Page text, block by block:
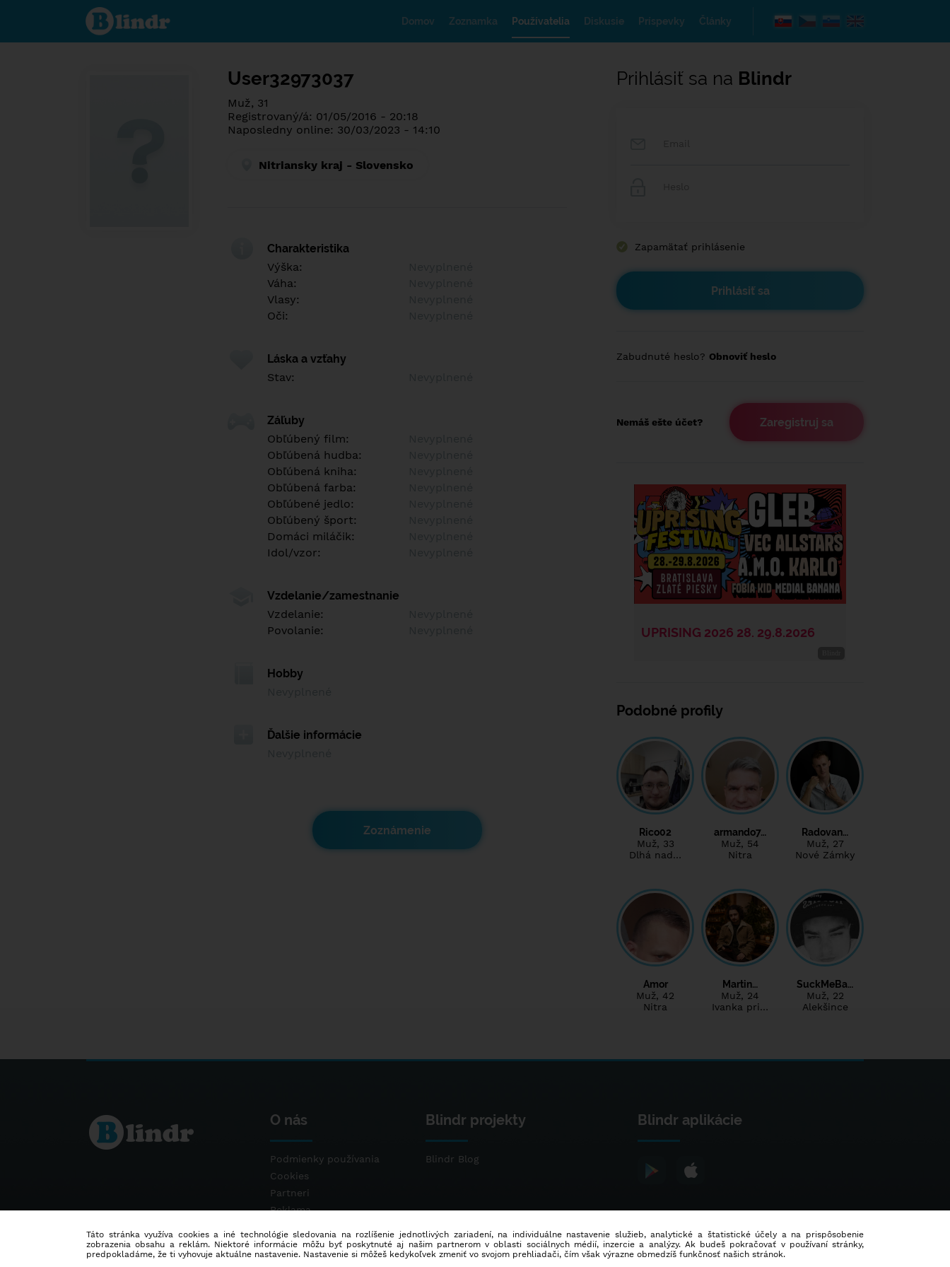
Spoznaj čo je
pod maskou.
Zoznamovacia
Domov Zoznamka Používatelia Diskusie Príspevky Články
User32973037
Muž, 31
Registrovaný/á: 01/05/2016 - 20:18
Naposledny online: 30/03/2023 - 14:10
Nitriansky kraj - Slovensko
Charakteristika
Výška:
Váha:
Vlasy:
Oči:
Láska a vzťahy
Stav:
Záľuby
Obľúbený film:
Obľúbená hudba:
Obľúbená kniha:
Obľúbená farba:
Obľúbené jedlo:
Obľúbený šport:
Domáci miláčik:
Idol/vzor:
Vzdelanie/zamestnanie
Vzdelanie:
Povolanie:
Hobby
Ďalšie informácie
Zoznámenie
Prihlásiť sa na Blindr
Zapamätať prihlásenie
Zabudnuté heslo? Obnoviť heslo
Nemáš ešte účet? Zaregistruj sa
Podobné profily
Rico02
Muž, 33
Dlhá nad…
armando7…
Muž, 54
Nitra
Radovan…
Muž, 27
Nové Zámky
Amor
Muž, 42
Nitra
Martin…
Muž, 24
Ivanka pri…
SuckMeBa…
Muž, 22
Alekšince
O nás
Podmienky používania
Cookies
Partneri
Reklama
Blindr projekty
Blindr Blog
Blindr aplikácie
Táto stránka využíva cookies a iné technológie sledovania na rozlíšenie jednotlivých zariadení, na individuálne nastavenie služieb, analytické a štatistické účely a na prispôsobenie
zobrazenia obsahu a reklám. Niektoré informácie môžu byť poskytnuté aj našim partnerom v oblasti sociálnych médií, inzercie a analýzy. Ak budeš pokračovať v používaní stránky,
predpokladáme, že ti vyhovuje aktuálne nastavenie. Nastavenie si môžeš kedykoľvek zmeniť vo svojom prehliadači, čím však výrazne obmedzíš funkčnosť našich stránok.